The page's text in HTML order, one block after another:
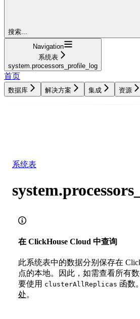
搜索...
Navigation
系统表
system.processors_profile_log
首页
数据库 解决方案 集成 资源
系统表
在 ClickHouse Cloud 中查询
此系统表中的数据分别保存在
点的本地。因此，如需查看所有
要使用 clusterAllReplicas 函数
处。